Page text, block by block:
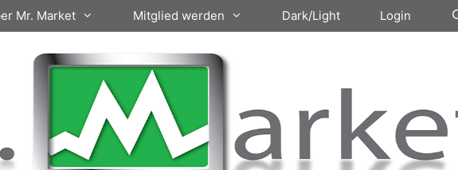
Mr. Market Mitglied werden Dark/Light Login